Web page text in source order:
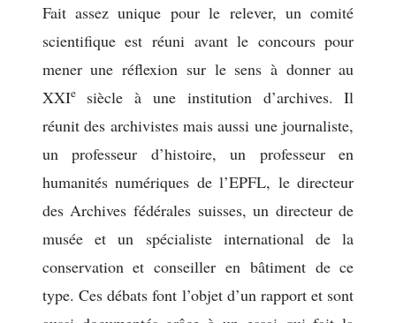
Fait assez unique pour le relever, un comité
scientifique est réuni avant le concours pour
mener une réflexion sur le sens à donner au
XXIesiècle à une institution d’archives. Il
réunit des archivistes mais aussi une journaliste,
un professeur d’histoire, un professeur en
humanités numériques de l’EPFL, le directeur
des Archives fédérales suisses, un directeur de
musée et un spécialiste international de la
conservation et conseiller en bâtiment de ce
type. Ces débats font l’objet d’un rapport et sont